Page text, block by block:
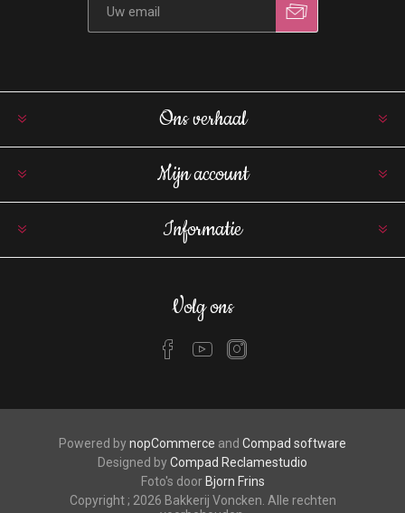
Ons verhaal
Mijn account
Informatie
Volg ons
Powered bynopCommerce and Compad software
Designed byCompad Reclamestudio
Foto's door Bjorn Frins
Copyright ; 2026 Bakkerij Voncken. Alle rechten